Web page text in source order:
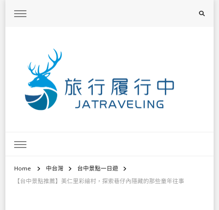
Home 中台灣
台中景點一日遊
【台中景點推薦】美仁里彩繪村，探索巷仔內隱藏的那些童年往事